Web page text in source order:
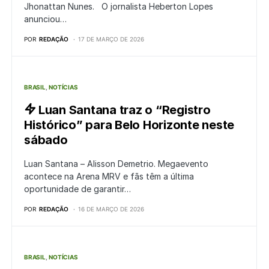
Jhonattan Nunes. O jornalista Heberton Lopes
anunciou…
POR REDAÇÃO 17 DE MARÇO DE 2026
BRASIL NOTÍCIAS
Luan Santana traz o “Registro
Histórico” para Belo Horizonte neste
sábado
Luan Santana – Alisson Demetrio. Megaevento
acontece na Arena MRV e fãs têm a última
oportunidade de garantir…
POR REDAÇÃO 16 DE MARÇO DE 2026
BRASIL NOTÍCIAS